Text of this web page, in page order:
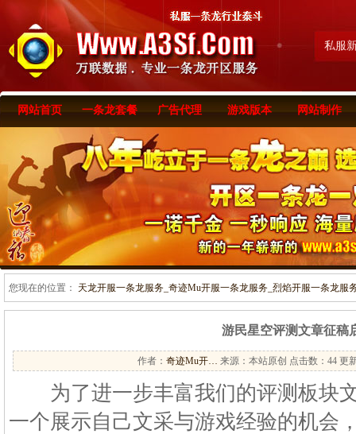
私服
网站首页 一条龙套餐 广告代理 游戏版本 网站制作
您现在的位置： 天龙开服一条龙服务_奇迹Mu开服一条龙服务_烈焰开服一条龙服
游民星空评测文章征稿
作者： 奇迹Mu开… 来源：本站原创 点击数： 44 更
为了进一步丰富我们的评测板块
一个展示自己文采与游戏经验的机会